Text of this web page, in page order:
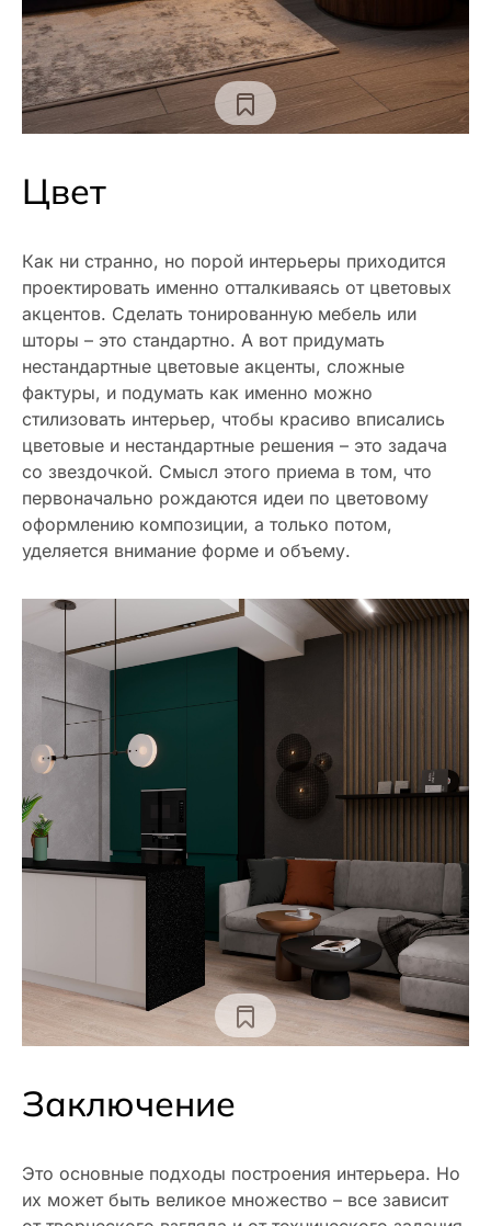
Цвет
Как ни странно, но порой интерьеры приходится
проектировать именно отталкиваясь от цветовых
акцентов. Сделать тонированную мебель или
шторы – это стандартно. А вот придумать
нестандартные цветовые акценты, сложные
фактуры, и подумать как именно можно
стилизовать интерьер, чтобы красиво вписались
цветовые и нестандартные решения – это задача
со звездочкой. Смысл этого приема в том, что
первоначально рождаются идеи по цветовому
оформлению композиции, а только потом,
уделяется внимание форме и объему.
Заключение
Это основные подходы построения интерьера. Но
их может быть великое множество – все зависит